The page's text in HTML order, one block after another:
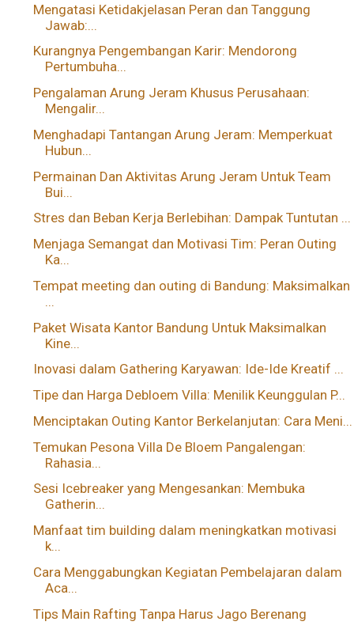
Mengatasi Ketidakjelasan Peran dan Tanggung
Jawab:...
Kurangnya Pengembangan Karir: Mendorong
Pertumbuha...
Pengalaman Arung Jeram Khusus Perusahaan:
Mengalir...
Menghadapi Tantangan Arung Jeram: Memperkuat
Hubun...
Permainan Dan Aktivitas Arung Jeram Untuk Team
Bui...
Stres dan Beban Kerja Berlebihan: Dampak Tuntutan ...
Menjaga Semangat dan Motivasi Tim: Peran Outing
Ka...
Tempat meeting dan outing di Bandung: Maksimalkan
...
Paket Wisata Kantor Bandung Untuk Maksimalkan
Kine...
Inovasi dalam Gathering Karyawan: Ide-Ide Kreatif ...
Tipe dan Harga Debloem Villa: Menilik Keunggulan P...
Menciptakan Outing Kantor Berkelanjutan: Cara Meni...
Temukan Pesona Villa De Bloem Pangalengan:
Rahasia...
Sesi Icebreaker yang Mengesankan: Membuka
Gatherin...
Manfaat tim building dalam meningkatkan motivasi
k...
Cara Menggabungkan Kegiatan Pembelajaran dalam
Aca...
Tips Main Rafting Tanpa Harus Jago Berenang